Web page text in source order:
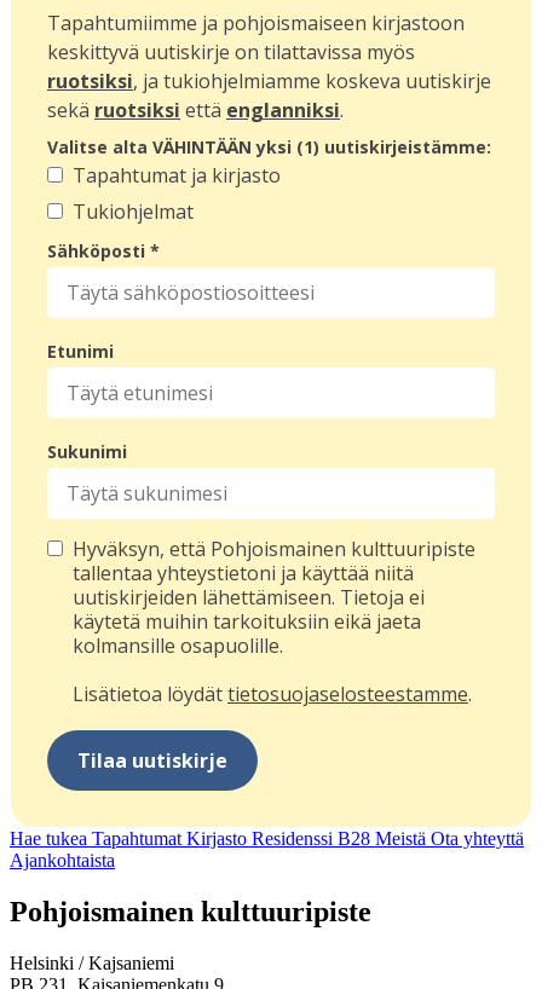
Tapahtumiimme ja pohjoismaiseen kirjastoon
keskittyvä uutiskirje on tilattavissa myös
ruotsiksi, ja tukiohjelmiamme koskeva uutiskirje
sekä ruotsiksi että englanniksi.
Valitse alta VÄHINTÄÄN yksi (1) uutiskirjeistämme:
Tapahtumat ja kirjasto
Tukiohjelmat
Sähköposti *
Etunimi
Sukunimi
Hyväksyn, että Pohjoismainen kulttuuripiste
tallentaa yhteystietoni ja käyttää niitä
uutiskirjeiden lähettämiseen. Tietoja ei
käytetä muihin tarkoituksiin eikä jaeta
kolmansille osapuolille.
Lisätietoa löydättietosuojaselosteestamme.
Tilaa uutiskirje
Hae tukea Tapahtumat Kirjasto Residenssi B28 Meistä Ota yhteyttä
Ajankohtaista
Facebook:
Avataan
välilehteen
Instagram:
Avataan
välilehteen
TikTok:
Avataan
välilehteen
Youtube:
Avataan
välilehteen
Vimeo:
Avataan
välilehteen
Pohjoismainen kulttuuripiste
Helsinki / Kajsaniemi
PB 231, Kaisaniemenkatu 9